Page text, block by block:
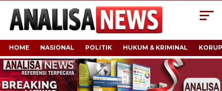
HOME NASIONAL POLITIK HUKUM & KRIMINAL